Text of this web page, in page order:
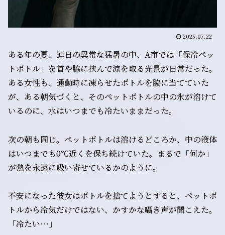
2025.07.22
ある年の夏、連日の異常な猛暑の中、A市では「保冷ペッ
トボトル」を首や脇に挟んで涼を取る光景が日常だった。
ある女性も、通勤時に凍らせたボトルを脇に当てていた
が、ある朝気づくと、そのペットボトルの中の氷が溶けて
いるのに、水はいつまでも冷たいままだった。
次の朝も同じ。ペットボトルは溶けるどころか、中の液体
はいつまでも0℃近くを保ち続けていた。まるで「何か」
が熱を永遠に吸い寄せているかのように。
不安になった彼女はボトルを捨てようとすると、ペットボ
トルから冷気だけではない、かすかな囁き声が聞こえた。
「冷たい…」